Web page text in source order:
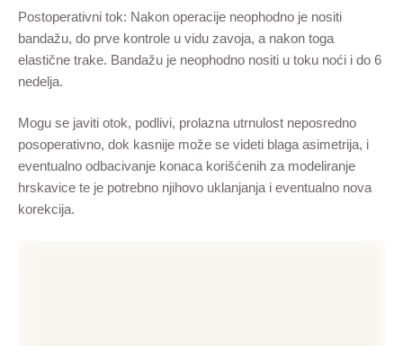
Postoperativni tok: Nakon operacije neophodno je nositi
bandažu, do prve kontrole u vidu zavoja, a nakon toga
elastične trake. Bandažu je neophodno nositi u toku noći i do 6
nedelja.
Mogu se javiti otok, podlivi, prolazna utrnulost neposredno
posoperativno, dok kasnije može se videti blaga asimetrija, i
eventualno odbacivanje konaca korišćenih za modeliranje
hrskavice te je potrebno njihovo uklanjanja i eventualno nova
korekcija.